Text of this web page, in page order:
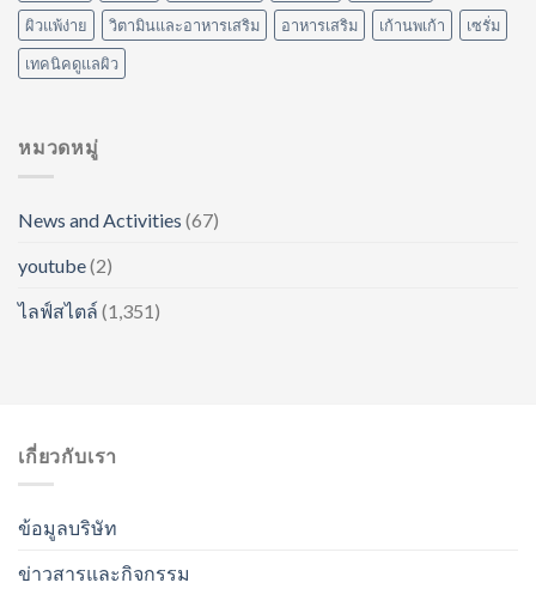
ผิวแพ้ง่าย
วิตามินและอาหารเสริม อาหารเสริม เก้านพเก้า
เซรั่ม
เทคนิคดูแลผิว
หมวดหมู่
News and Activities (67)
youtube(2)
ไลฟ์สไตล์ (1,351)
เกี่ยวกับเรา
ข้อมูลบริษัท
ข่าวสารและกิจกรรม